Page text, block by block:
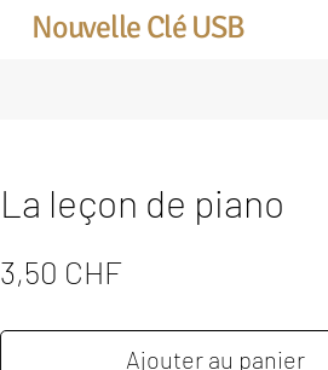
Nouvelle Clé USB
La leçon de piano
3,50 CHFPrix
Ajouter au panier